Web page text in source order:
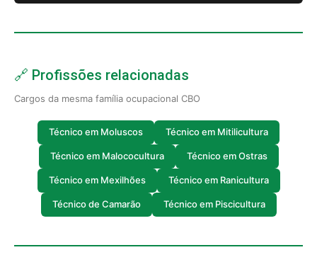
🔗 Profissões relacionadas
Cargos da mesma família ocupacional CBO
Técnico em Moluscos Técnico em Mitilicultura
Técnico em Malococultura Técnico em Ostras
Técnico em Mexilhões Técnico em Ranicultura
Técnico de Camarão Técnico em Piscicultura